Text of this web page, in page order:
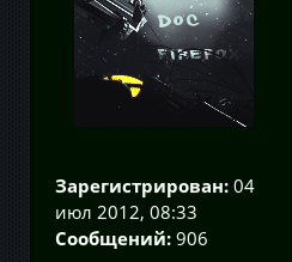
Зарегистрирован: 04
июл 2012, 08:33
Сообщений: 906